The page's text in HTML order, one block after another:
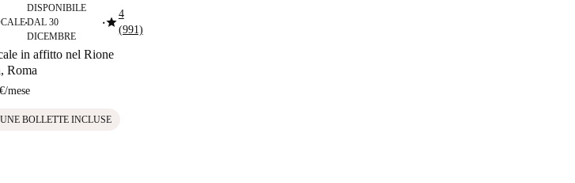
■
DISPONIBILE
DAL 30
DICEMBRE
■star4
(991)
in affitto nel Rione
Roma
/mese
BOLLETTE INCLUSE